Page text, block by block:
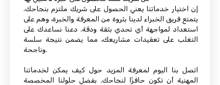
إن اختيار خدماتنا يعني الحصول على شريك ملتزم بنجاحك.
يتمتع فريق الخبراء لدينا بثروة من المعرفة والخبرة، وهم على
استعداد لمواجهة أي تحدي بثقة ودقة. دعنا نساعدك على
التغلب على تعقيدات مشاريعك، مما يضمن نتيجة سلسة
وناجحة.
اتصل بنا اليوم لمعرفة المزيد حول كيف يمكن لخدماتنا
المهنية أن تكون حافزًا لنجاحك. بفضل حلولنا المخصصة